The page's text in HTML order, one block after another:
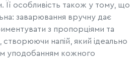
Її особливість також у тому, що
заварювання вручну дає
з пропорціями та
напій, який ідеально
уподобанням кожного